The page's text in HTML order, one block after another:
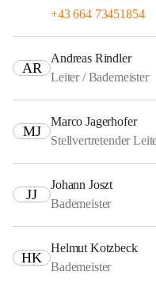
+43 664 73451854
AR
Andreas Rindler
Leiter / Bademeister
MJ
Marco Jagerhofer
Stellvertretender
JJ
Johann Joszt
Bademeister
HK
Helmut Kotzbeck
Bademeister